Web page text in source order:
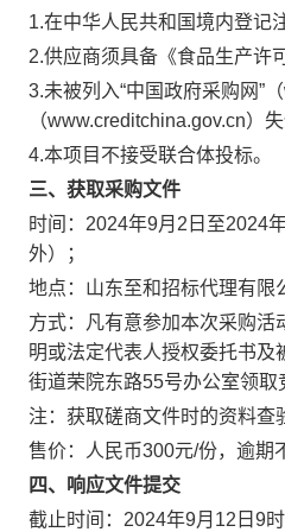
1.在中华人民共和国境内登记
2.供应商须具备《食品生产许
3.未被列入“中国政府采购网”
（www.creditchina.gov.cn）
4.本项目不接受联合体投标。
三、获取采购文件
时间： 2024年9月2日 至2024
外）；
地点： 山东至和招标代理有限
方式：
凡有意参加本次采购活
明或法定代表人授权委托书及
街道荣院东路55号办公室领取
注：获取磋商文件时的资料
售价：人民币300元/份， 逾期
四、响应文件提交
截止时间： 2024年9月12日9